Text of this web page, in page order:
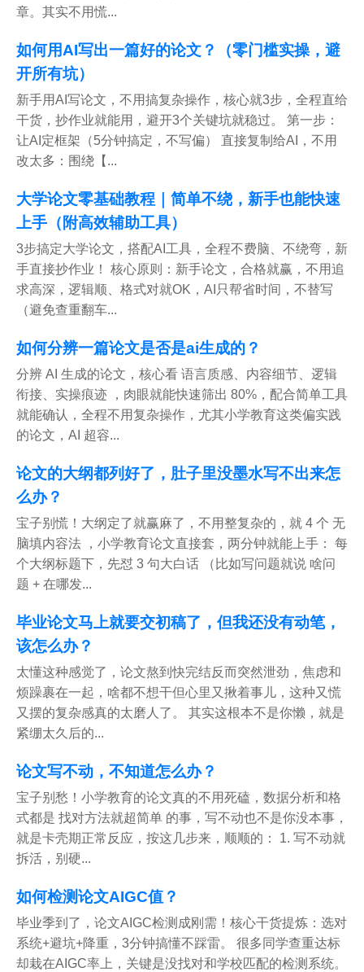
章。其实不用慌...
如何用AI写出一篇好的论文？（零门槛实操，避
开所有坑）
新手用AI写论文，不用搞复杂操作，核心就3步，全程直给
干货，抄作业就能用，避开3个关键坑就稳过。 第一步：
让AI定框架（5分钟搞定，不写偏） 直接复制给AI，不用
改太多：围绕【...
大学论文零基础教程｜简单不绕，新手也能快速
上手（附高效辅助工具）
3步搞定大学论文，搭配AI工具，全程不费脑、不绕弯，新
手直接抄作业！ 核心原则：新手论文，合格就赢，不用追
求高深，逻辑顺、格式对就OK，AI只帮省时间，不替写
（避免查重翻车...
如何分辨一篇论文是否是ai生成的？
分辨 AI 生成的论文，核心看 语言质感、内容细节、逻辑
衔接、实操痕迹 ，肉眼就能快速筛出 80%，配合简单工具
就能确认，全程不用复杂操作，尤其小学教育这类偏实践
的论文，AI 超容...
论文的大纲都列好了，肚子里没墨水写不出来怎
么办？
宝子别慌！大纲定了就赢麻了，不用整复杂的，就 4 个 无
脑填内容法 ，小学教育论文直接套，两分钟就能上手： 每
个大纲标题下，先怼 3 句大白话 （比如写问题就说 啥问
题 + 在哪发...
毕业论文马上就要交初稿了，但我还没有动笔，
该怎么办？
太懂这种感觉了，论文熬到快完结反而突然泄劲，焦虑和
烦躁裹在一起，啥都不想干但心里又揪着事儿，这种又慌
又摆的复杂感真的太磨人了。 其实这根本不是你懒，就是
紧绷太久后的...
论文写不动，不知道怎么办？
宝子别愁！小学教育的论文真的不用死磕，数据分析和格
式都是 找对方法就超简单 的事，写不动也不是你没本事，
就是卡壳期正常反应，按这几步来，顺顺的： 1. 写不动就
拆活，别硬...
如何检测论文AIGC值？
毕业季到了，论文AIGC检测成刚需！核心干货提炼：选对
系统+避坑+降重，3分钟搞懂不踩雷。 很多同学查重达标
却栽在AIGC率上，关键是没找对和学校匹配的检测系统。